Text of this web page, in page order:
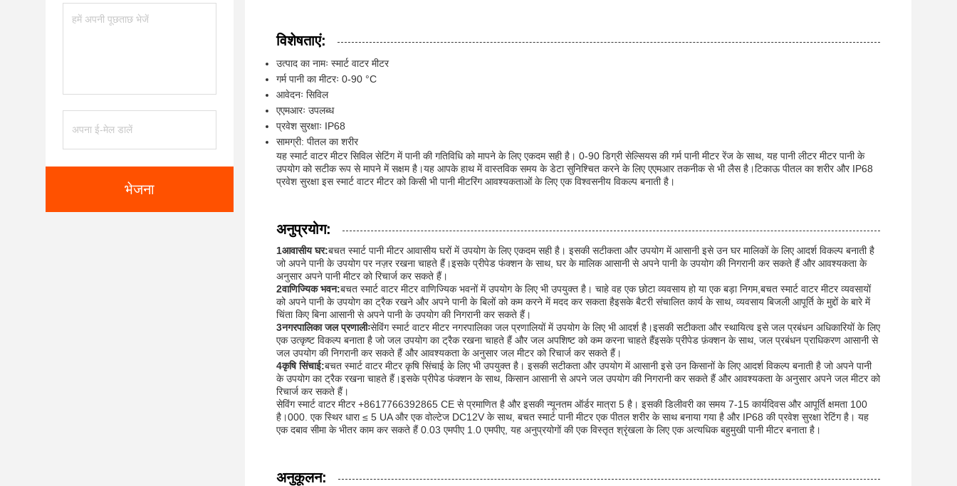
भेजना
विशेषताएं:
उत्पाद का नामः स्मार्ट वाटर मीटर
गर्म पानी का मीटरः 0-90 °C
आवेदनः सिविल
एएमआरः उपलब्ध
प्रवेश सुरक्षाः IP68
सामग्री: पीतल का शरीर
यह स्मार्ट वाटर मीटर सिविल सेटिंग में पानी की गतिविधि को मापने के लिए एकदम सही है। 0-90 डिग्री सेल्सियस की गर्म पानी मीटर रेंज के साथ, यह पानी लीटर मीटर पानी के
उपयोग को सटीक रूप से मापने में सक्षम है।यह आपके हाथ में वास्तविक समय के डेटा सुनिश्चित करने के लिए एएमआर तकनीक से भी लैस है।टिकाऊ पीतल का शरीर और IP68
प्रवेश सुरक्षा इस स्मार्ट वाटर मीटर को किसी भी पानी मीटरिंग आवश्यकताओं के लिए एक विश्वसनीय विकल्प बनाती है।
अनुप्रयोग:
1आवासीय घर:बचत स्मार्ट पानी मीटर आवासीय घरों में उपयोग के लिए एकदम सही है। इसकी सटीकता और उपयोग में आसानी इसे उन घर मालिकों के लिए आदर्श विकल्प बनाती है
जो अपने पानी के उपयोग पर नज़र रखना चाहते हैं।इसके प्रीपेड फंक्शन के साथ, घर के मालिक आसानी से अपने पानी के उपयोग की निगरानी कर सकते हैं और आवश्यकता के
अनुसार अपने पानी मीटर को रिचार्ज कर सकते हैं।
2वाणिज्यिक भवन:बचत स्मार्ट वाटर मीटर वाणिज्यिक भवनों में उपयोग के लिए भी उपयुक्त है। चाहे वह एक छोटा व्यवसाय हो या एक बड़ा निगम,बचत स्मार्ट वाटर मीटर व्यवसायों
को अपने पानी के उपयोग का ट्रैक रखने और अपने पानी के बिलों को कम करने में मदद कर सकता हैइसके बैटरी संचालित कार्य के साथ, व्यवसाय बिजली आपूर्ति के मुद्दों के बारे में
चिंता किए बिना आसानी से अपने पानी के उपयोग की निगरानी कर सकते हैं।
3नगरपालिका जल प्रणालीःसेविंग स्मार्ट वाटर मीटर नगरपालिका जल प्रणालियों में उपयोग के लिए भी आदर्श है।इसकी सटीकता और स्थायित्व इसे जल प्रबंधन अधिकारियों के लिए
एक उत्कृष्ट विकल्प बनाता है जो जल उपयोग का ट्रैक रखना चाहते हैं और जल अपशिष्ट को कम करना चाहते हैंइसके प्रीपेड फ़ंक्शन के साथ, जल प्रबंधन प्राधिकरण आसानी से
जल उपयोग की निगरानी कर सकते हैं और आवश्यकता के अनुसार जल मीटर को रिचार्ज कर सकते हैं।
4कृषि सिंचाई:बचत स्मार्ट वाटर मीटर कृषि सिंचाई के लिए भी उपयुक्त है। इसकी सटीकता और उपयोग में आसानी इसे उन किसानों के लिए आदर्श विकल्प बनाती है जो अपने पानी
के उपयोग का ट्रैक रखना चाहते हैं।इसके प्रीपेड फंक्शन के साथ, किसान आसानी से अपने जल उपयोग की निगरानी कर सकते हैं और आवश्यकता के अनुसार अपने जल मीटर को
रिचार्ज कर सकते हैं।
सेविंग स्मार्ट वाटर मीटर +8617766392865 CE से प्रमाणित है और इसकी न्यूनतम ऑर्डर मात्रा 5 है। इसकी डिलीवरी का समय 7-15 कार्यदिवस और आपूर्ति क्षमता 100
है।000. एक स्थिर धारा ≤ 5 UA और एक वोल्टेज DC12V के साथ, बचत स्मार्ट पानी मीटर एक पीतल शरीर के साथ बनाया गया है और IP68 की प्रवेश सुरक्षा रेटिंग है। यह
एक दबाव सीमा के भीतर काम कर सकते हैं 0.03 एमपीए 1.0 एमपीए, यह अनुप्रयोगों की एक विस्तृत श्रृंखला के लिए एक अत्यधिक बहुमुखी पानी मीटर बनाता है।
अनुकूलन: